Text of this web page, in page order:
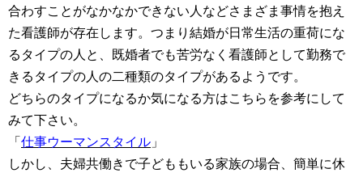
合わすことがなかなかできない人などさまざま事情を抱え
た看護師が存在します。つまり結婚が日常生活の重荷にな
るタイプの人と、既婚者でも苦労なく看護師として勤務で
きるタイプの人の二種類のタイプがあるようです。
どちらのタイプになるか気になる方はこちらを参考にして
みて下さい。
「仕事ウーマンスタイル 」
しかし、夫婦共働きで子どももいる家族の場合、簡単に休